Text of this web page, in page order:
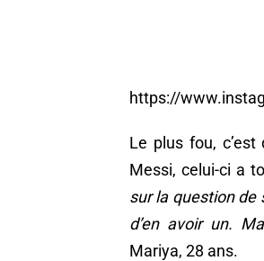
https://
Le plus fou,
Messi, celui-ci a
sur la question de
d’en avoir un.
Mariya, 28 ans.